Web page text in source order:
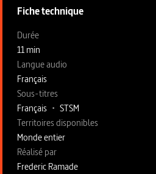
Fiche technique
Fiche technique section gauche
Durée
11 min
Langue audio
Français
Sous-titres
Français • STSM
Territoires disponibles
Monde entier
Fiche technique section droite
Réalisé par
Frederic Ramade